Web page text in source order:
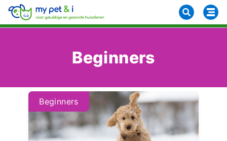
Beginners
Beginners